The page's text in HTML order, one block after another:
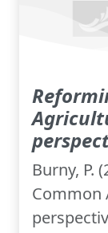
Burny, P.
Common